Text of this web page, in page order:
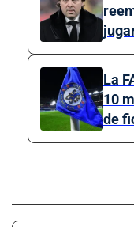
La
10
de